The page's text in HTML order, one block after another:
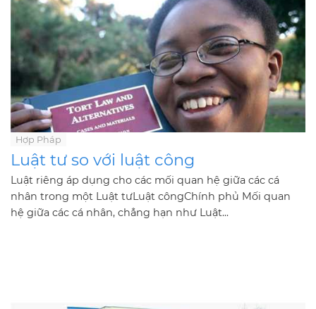
Hợp Pháp
Luật tư so với luật công
Luật riêng áp dụng cho các mối quan hệ giữa các cá
nhân trong một Luật tưLuật côngChính phủ Mối quan
hệ giữa các cá nhân, chẳng hạn như Luật...